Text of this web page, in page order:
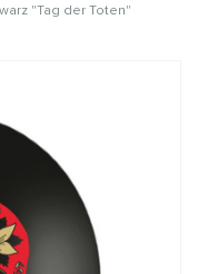
"Tag der Toten"